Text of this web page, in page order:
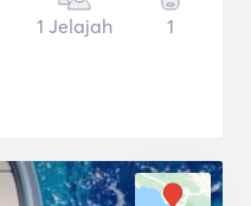
1 Jelajah 1